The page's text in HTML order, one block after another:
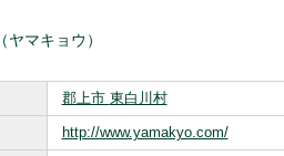
（ヤマキョウ）
郡上市 東白川村
http://www.yamakyo.com/